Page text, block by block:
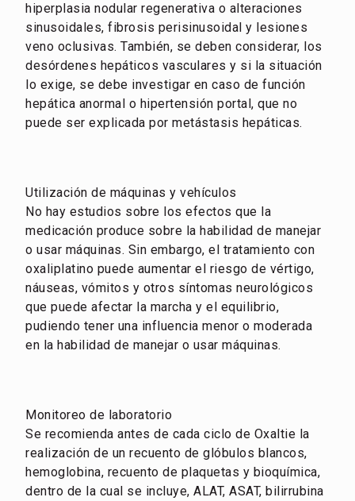
hiperplasia nodular regenerativa o alteraciones
sinusoidales, fibrosis perisinusoidal y lesiones
veno oclusivas. También, se deben considerar, los
desórdenes hepáticos vasculares y si la situación
lo exige, se debe investigar en caso de función
hepática anormal o hipertensión portal, que no
puede ser explicada por metástasis hepáticas.
Utilización de máquinas y vehículos
No hay estudios sobre los efectos que la
medicación produce sobre la habilidad de manejar
o usar máquinas. Sin embargo, el tratamiento con
oxaliplatino puede aumentar el riesgo de vértigo,
náuseas, vómitos y otros síntomas neurológicos
que puede afectar la marcha y el equilibrio,
pudiendo tener una influencia menor o moderada
en la habilidad de manejar o usar máquinas.
Monitoreo de laboratorio
Se recomienda antes de cada ciclo de Oxaltie la
realización de un recuento de glóbulos blancos,
hemoglobina, recuento de plaquetas y bioquímica,
dentro de la cual se incluye, ALAT, ASAT, bilirrubina